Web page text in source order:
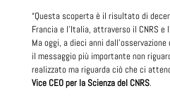
“Questa scoperta è il risultato di
Francia e l’Italia, attraverso il CNRS e
Ma oggi, a dieci anni
il messaggio più importante non
realizzato ma riguarda ciò che ci
Vice CEO per la Scienza del CNRS.